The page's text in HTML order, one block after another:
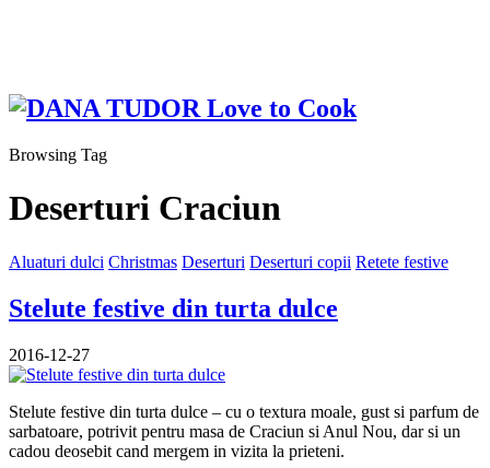
Browsing Tag
Deserturi Craciun
Aluaturi dulci Christmas Deserturi Deserturi copii Retete festive
Stelute festive din turta dulce
2016-12-27
Stelute festive din turta dulce – cu o textura moale, gust si parfum de
sarbatoare, potrivit pentru masa de Craciun si Anul Nou, dar si un
cadou deosebit cand mergem in vizita la prieteni.